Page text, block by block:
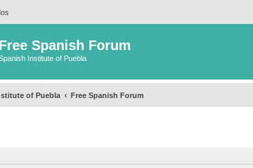
Free Spanish Forum
Institute of Puebla
of Puebla Free Spanish Forum